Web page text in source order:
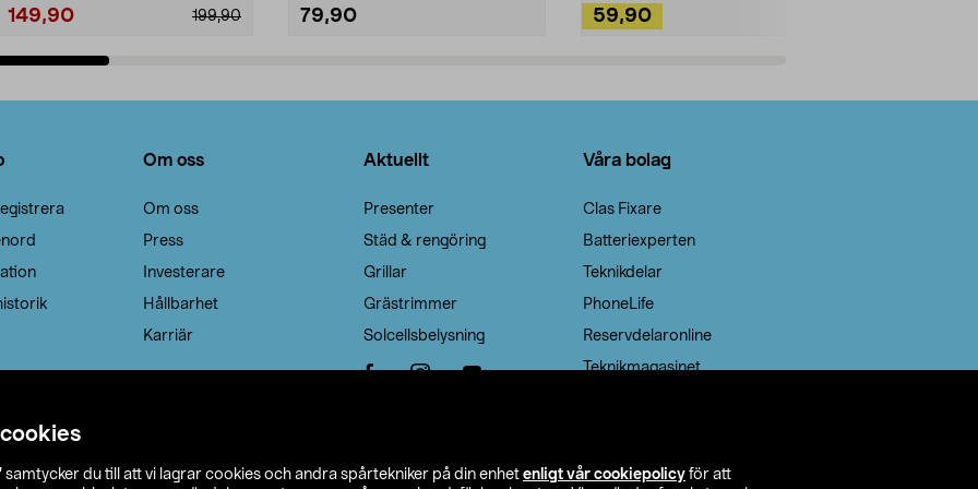
samtycker du till att vi lagrar cookies och andra spårtekniker på din enhet enligt vår cookiepolicy för att
199,90
149,90 79,90 59,90
Om oss
Om oss
Press
Investerare
Hållbarhet
Karriär
Aktuellt
Presenter
Städ & rengöring
Grillar
Grästrimmer
Solcellsbelysning
Våra bolag
Clas Fixare
Batteriexperten
Teknikdelar
PhoneLife
Reservdelaronline
Teknikmagasinet